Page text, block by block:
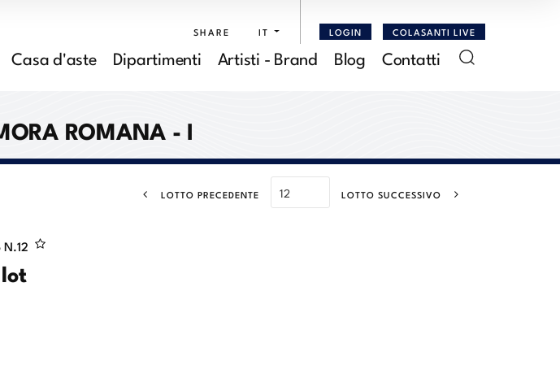
SHARE IT LOGIN COLASANTI LIVE
Casa d'aste Dipartimenti Artisti - Brand Blog Contatti
ROMANA - I
LOTTO PRECEDENTE LOTTO SUCCESSIVO
N.12